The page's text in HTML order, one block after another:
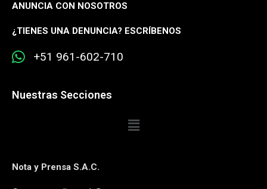
ANUNCIA CON NOSOTROS
¿TIENES UNA DENUNCIA? ESCRÍBENOS
+51 961-602-710
Nuestras Secciones
Nota y Prensa S.A.C.